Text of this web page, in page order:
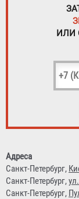
ИЛИ
Адреса
Санкт-Петербург,
Санкт-Петербург,
Санкт-Петербург,